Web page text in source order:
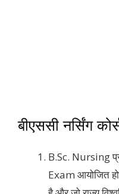
बीएससी नर्सिंग
B.Sc. Nursing
Exam आयोजित